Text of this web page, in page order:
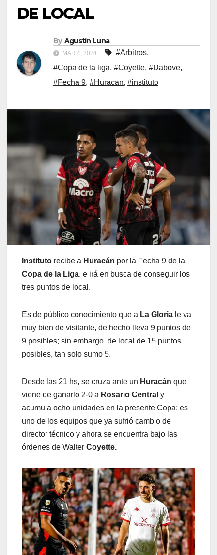
DE LOCAL
By Agustín Luna
MAR 4, 2024 #Arbitros,
#Copa de la liga, #Coyette, #Dabove,
#Fecha 9, #Huracan, #instituto
Instituto recibe a Huracán por la Fecha 9 de la
Copa de la Liga, e irá en busca de conseguir los
tres puntos de local.
Es de público conocimiento que a La Gloria le va
muy bien de visitante, de hecho lleva 9 puntos de
9 posibles; sin embargo, de local de 15 puntos
posibles, tan solo sumo 5.
Desde las 21 hs, se cruza ante un Huracán que
viene de ganarlo 2-0 a Rosario Central y
acumula ocho unidades en la presente Copa; es
uno de los equipos que ya sufrió cambio de
director técnico y ahora se encuentra bajo las
órdenes de Walter Coyette.